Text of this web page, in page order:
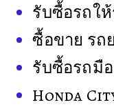
รับซื้อรถใ
ซื้อขาย รถ
รับซื้อรถมื
Honda